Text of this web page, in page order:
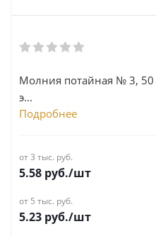
Молния потайная № 3,
э...
Подробнее
от 3 тыс. руб.
5.58 руб./шт
от 5 тыс. руб.
5.23 руб./шт